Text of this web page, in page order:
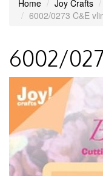
Home Joy Crafts
6002/0273 C&E
6002/